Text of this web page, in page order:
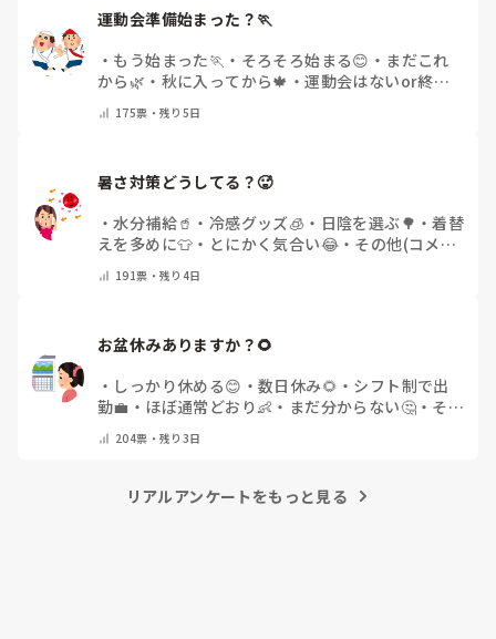
運動会準備始まった？🏃
・ もう始まった🏃 ・ そろそろ始まる😊 ・ まだこれ
から🌿 ・ 秋に入ってから🍁 ・運動会はないor終わ
175票・残り5日
暑さ対策どうしてる？🥵
・水分補給🥤 ・ 冷感グッズ🧊 ・ 日陰を選ぶ🌳 ・着替
えを多めに👕 ・ とにかく気合い😂・ その他(コメン
191票・残り4日
お盆休みありますか？🌻
・ しっかり休める😊 ・ 数日休み🌻 ・ シフト制で出
勤💼 ・ ほぼ通常どおり👶 ・ まだ分からない🤔・ その
204票・残り3日
リアルアンケートをもっと見る